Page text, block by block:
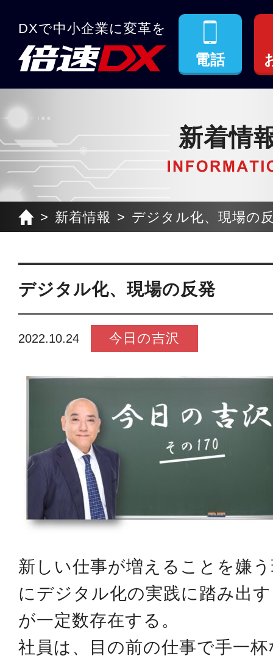
DXで中小企業に変革を
電話
新着情
新着情報 デジタル化、現場の
デジタル化、現場の反発
2022.10.24 今日の吉沢
新しい仕事が増えることを嫌
にデジタル化の実践に踏み出
が一定数存在する。
社員は、目の前の仕事で手一